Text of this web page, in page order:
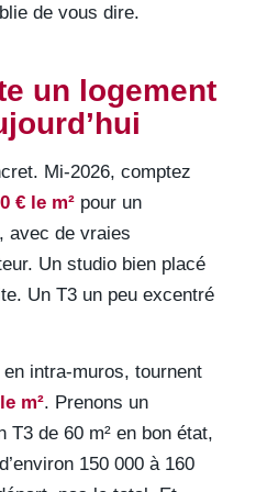
de vous dire.
un logement
Mi-2026, comptez
€ le m²pour un
avec de vraies
Un studio bien placé
Un T3 un peu excentré
intra-muros, tournent
m². Prenons un
T3 de 60 m² en bon état,
150 000 à 160